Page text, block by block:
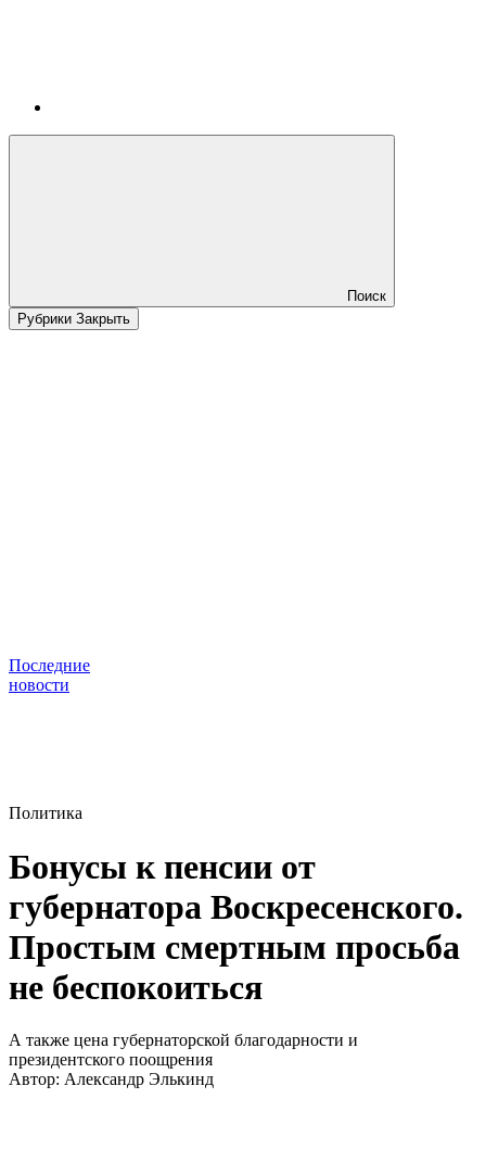
Поиск
Рубрики Закрыть
Последние
новости
Политика
Бонусы к пенсии от
губернатора Воскресенского.
Простым смертным просьба
не беспокоиться
А также цена губернаторской благодарности и
президентского поощрения
Автор: Александр Элькинд